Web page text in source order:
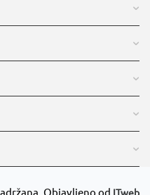
Objavljeno od ITweb